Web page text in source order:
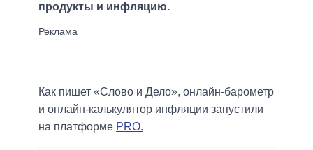
продукты и инфляцию.
Как пишет «Слово и Дело», онлайн-барометр
и онлайн-калькулятор инфляции запустили
на платформе PRO.